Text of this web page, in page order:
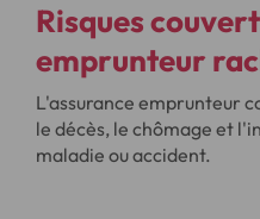
Risques
emprunteur
L'assurance emprunteur
le décès, le chômage et
maladie ou accident.